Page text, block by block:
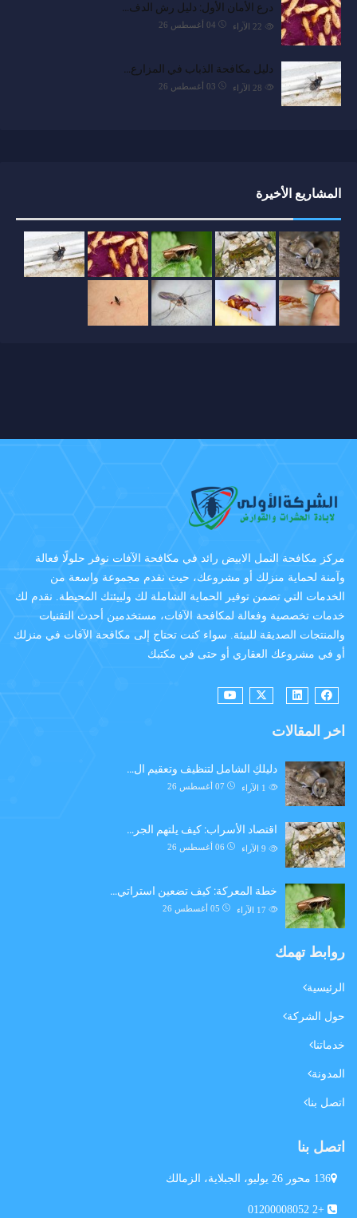
درع الأمان الأول: دليل رش الدف…
04 أغسطس 26 الآراء
دليل مكافحة الذباب في المزارع…
03 أغسطس 26 الآراء
المشاريع الأخيرة
مركز مكافحة النمل الابيض رائد في مكافحة الآفات نوفر حلولًا فعالة
وآمنة لحماية منزلك أو مشروعك، حيث نقدم مجموعة واسعة من
الخدمات التي تضمن توفير الحماية الشاملة لك ولبيئتك المحيطة. نقدم لك
خدمات تخصصية وفعالة لمكافحة الآفات، مستخدمين أحدث التقنيات
والمنتجات الصديقة للبيئة. سواء كنت تحتاج إلى مكافحة الآفات في منزلك
أو في مشروعك العقاري أو حتى في مكتبك
اخر المقالات
دليلكِ الشامل لتنظيف وتعقيم ال…
07 أغسطس 26 الآراء
اقتصاد الأسراب: كيف يلتهم الجر…
06 أغسطس 26 الآراء
خطة المعركة: كيف تضعين استراتي…
05 أغسطس 26 الآراء
روابط تهمك
الرئيسية
حول الشركة
خدماتنا
المدونة
اتصل بنا
اتصل بنا
136 محور 26 يوليو، الجبلاية، الزمالك
+2 01200008052